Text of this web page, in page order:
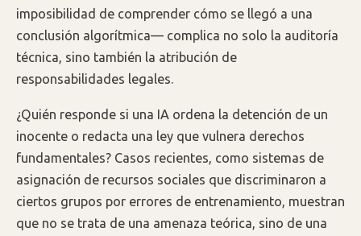
imposibilidad de comprender cómo se llegó a una
conclusión algorítmica— complica no solo la auditoría
técnica, sino también la atribución de
responsabilidades legales.
¿Quién responde si una IA ordena la detención de un
inocente o redacta una ley que vulnera derechos
fundamentales? Casos recientes, como sistemas de
asignación de recursos sociales que discriminaron a
ciertos grupos por errores de entrenamiento, muestran
que no se trata de una amenaza teórica, sino de una